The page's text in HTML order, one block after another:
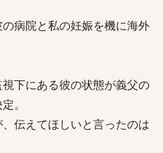
病院と私の妊娠を機に海外
下にある彼の状態が義父の
。
伝えてほしいと言ったのは